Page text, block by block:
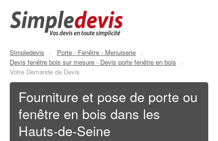
Simpledevis > Porte - Fenêtre - Menuiserie >
Devis fenêtre bois sur mesure - Devis porte fenêtre en bois
>
Votre Demande de Devis
Fourniture et pose de porte ou
fenêtre en bois dans les
Hauts-de-Seine